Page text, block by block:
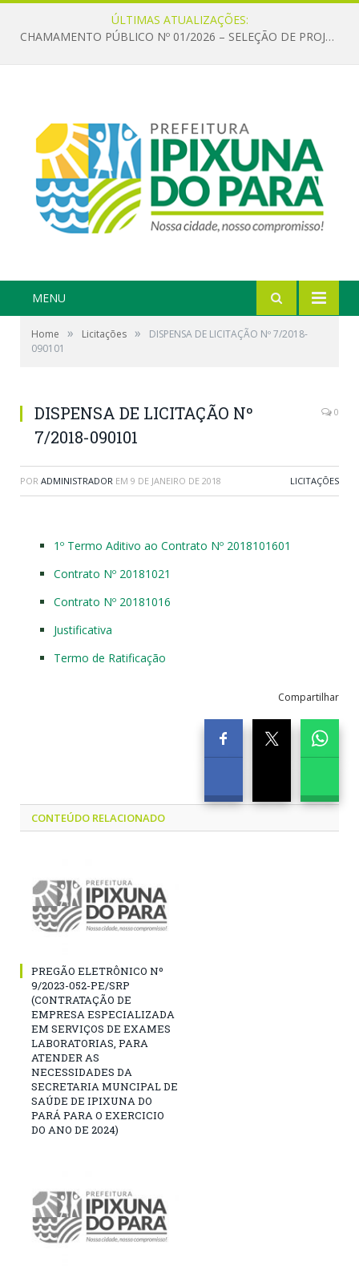
ÚLTIMAS ATUALIZAÇÕES:
CHAMAMENTO PÚBLICO Nº 01/2026 – SELEÇÃO DE PROJETOS PARA FIRMAR TERMO DE EXECUÇÃO CULTURAL COM RECURSOS DA POLÍTICA NACIONAL ALDIR BLANC DE FOMENTO À CULTURA – PNAB (LEI Nº 14.399/2022)
MENU
Home » Licitações »
DISPENSA DE LICITAÇÃO Nº 7/2018-
090101
DISPENSA DE LICITAÇÃO Nº
7/2018-090101
0
POR ADMINISTRADOR EM 9 DE JANEIRO DE 2018 LICITAÇÕES
1º Termo Aditivo ao Contrato Nº 2018101601
Contrato Nº 20181021
Contrato Nº 20181016
Justificativa
Termo de Ratificação
Compartilhar
CONTEÚDO RELACIONADO
PREGÃO ELETRÔNICO Nº
9/2023-052-PE/SRP
(CONTRATAÇÃO DE
EMPRESA ESPECIALIZADA
EM SERVIÇOS DE EXAMES
LABORATORIAS, PARA
ATENDER AS
NECESSIDADES DA
SECRETARIA MUNCIPAL DE
SAÚDE DE IPIXUNA DO
PARÁ PARA O EXERCICIO
DO ANO DE 2024)